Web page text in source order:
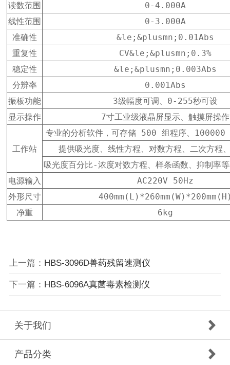
读数范围
0-4.000A
线性范围
0-3.000A
准确性
&le;&plusmn;0.01Abs
重复性
CV&le;&plusmn;0.3%
稳定性
&le;&plusmn;0.003Abs
分辨率
0.001Abs
振板功能
3级幅度可调、0-255秒可设
显示操作
7寸工业级液晶屏显示、触摸屏操作
工作站
专业的分析软件，可存储 500 组程序、100000
提供吸光度、线性方程、对数方程、二次方程
吸光度百分比-浓度对数方程、样条函数、抑制率
电源输入
AC220V 50Hz
外形尺寸
净重
6kg
上一篇： HBS-3096D兽药残留速测仪
下一篇： HBS-6096A真菌毒素检测仪
关于我们
产品分类